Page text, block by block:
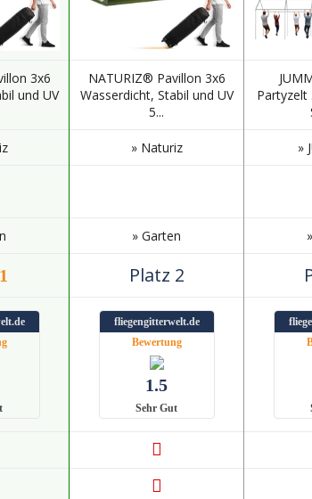
3x6
und UV
NATURIZ® Pavillon 3x6
Wasserdicht, Stabil und UV
5...
Partyzelt
» Naturiz »
» Garten
Platz 2
fliegengitterwelt.de
Bewertung
1.5
Sehr Gut